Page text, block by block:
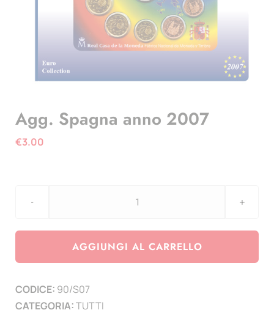
Agg. Spagna anno 2007
€3.00
Agg.
anno
AGGIUNGI AL CARRELLO
CODICE: 90/S07
CATEGORIA:TUTTI